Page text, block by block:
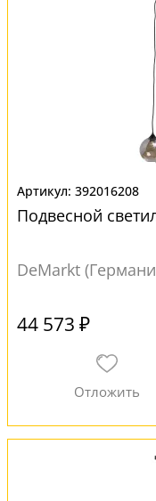
392016208
Подвесной
DeMarkt
44 573 ₽